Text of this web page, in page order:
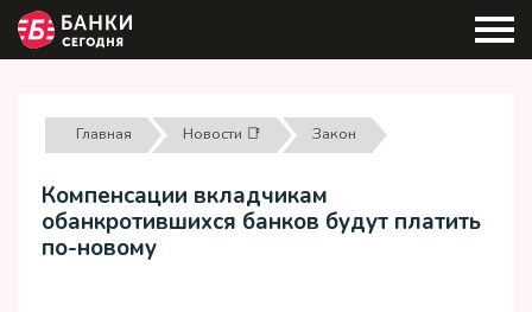
Главная Новости 📑 Закон
Компенсации вкладчикам
обанкротившихся банков будут платить
по-новому